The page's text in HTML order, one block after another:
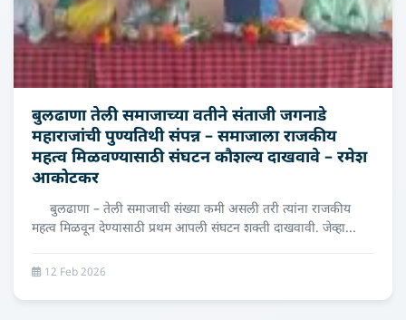
बुलढाणा तेली समाजाच्या वतीने संताजी जगनाडे
महाराजांची पुण्यतिथी संपन्न – समाजाला राजकीय
महत्व मिळवण्यासाठी संघटन कौशल्य दाखवावे – रमेश
आकोटकर
बुलढाणा – तेली समाजाची संख्या कमी असली तरी त्यांना राजकीय
महत्व मिळवून देण्यासाठी प्रथम आपली संघटन शक्ती दाखवावी. जेव्हा...
12 Feb 2026